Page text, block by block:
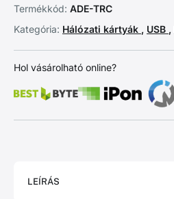
Termékkód: ADE-TRC
Kategória: Hálózati kártyák , USB ,
Hol vásárolható online?
LEÍRÁS